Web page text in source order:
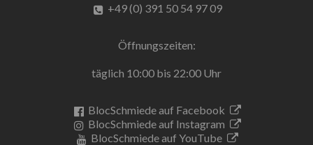
+49 (0) 391 50 54 97 09
Öffnungszeiten:
täglich 10:00 bis 22:00 Uhr
BlocSchmiede auf Facebook
BlocSchmiede auf Instagram
BlocSchmiede auf YouTube